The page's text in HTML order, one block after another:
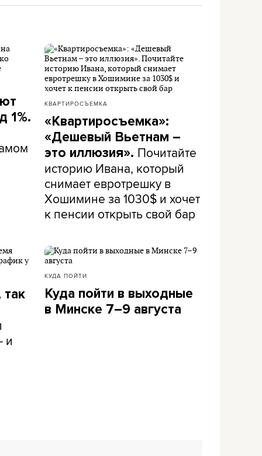
1%.
КВАРТИРОСЪЕМКА
«Квартиросъемка»:
«Дешевый Вьетнам –
это иллюзия». Почитайте
историю Ивана, который
снимает евротрешку в
Хошимине за 1030$ и хочет
к пенсии открыть свой бар
и
КУДА ПОЙТИ
Куда пойти в выходные
в Минске 7–9 августа